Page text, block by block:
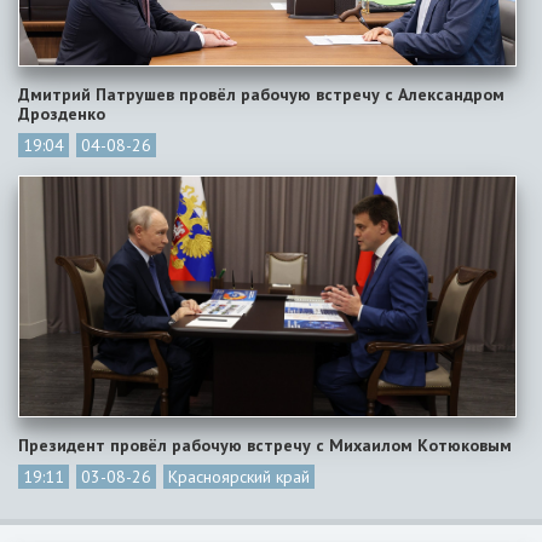
Дмитрий Патрушев провёл рабочую встречу с Александром
Дрозденко
19:04
04-08-26
Президент провёл рабочую встречу с Михаилом Котюковым
19:11
03-08-26 Красноярский край